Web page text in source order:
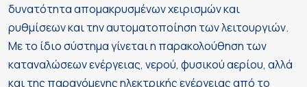
δυνατότητα απομακρυσμένων χειρισμών και
ρυθμίσεων και την αυτοματοποίηση των λειτουργιών.
Με το ίδιο σύστημα γίνεται η παρακολούθηση των
καταναλώσεων ενέργειας, νερού, φυσικού αερίου, αλλά
και της παραγόμενης ηλεκτρικής ενέργειας από το